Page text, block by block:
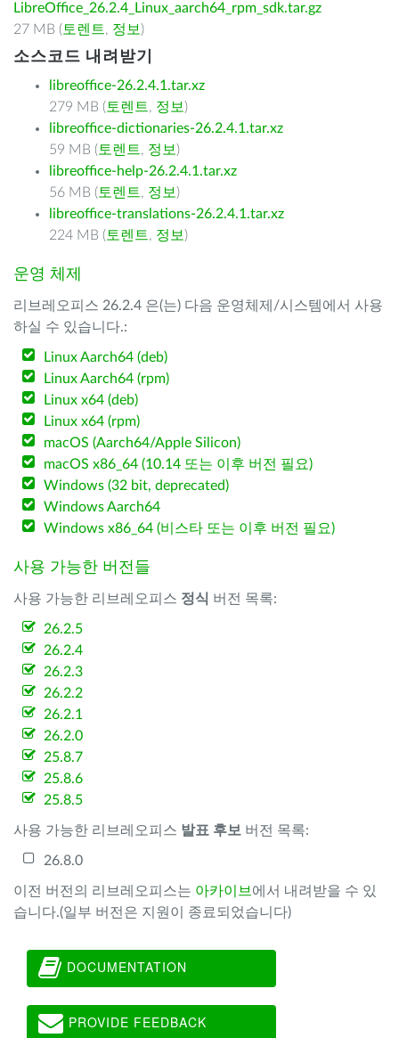
LibreOffice_26.2.4_Linux_aarch64_rpm_sdk.tar.gz
27 MB ( 토렌트, 정보 )
소스코드 내려받기
libreoffice-26.2.4.1.tar.xz
279 MB ( 토렌트, 정보 )
libreoffice-dictionaries-26.2.4.1.tar.xz
59 MB ( 토렌트, 정보 )
libreoffice-help-26.2.4.1.tar.xz
56 MB ( 토렌트, 정보 )
libreoffice-translations-26.2.4.1.tar.xz
224 MB ( 토렌트, 정보 )
운영 체제
리브레오피스 26.2.4 은(는) 다음 운영체제/시스템에서 사용
하실 수 있습니다.:
Linux Aarch64 (deb)
Linux Aarch64 (rpm)
Linux x64 (deb)
Linux x64 (rpm)
macOS (Aarch64/Apple Silicon)
macOS x86_64 (10.14 또는 이후 버전 필요)
Windows (32 bit, deprecated)
Windows Aarch64
Windows x86_64 (비스타 또는 이후 버전 필요)
사용 가능한 버전들
사용 가능한 리브레오피스 정식 버전 목록:
26.2.5
26.2.4
26.2.3
26.2.2
26.2.1
26.2.0
25.8.7
25.8.6
25.8.5
사용 가능한 리브레오피스 발표 후보 버전 목록:
26.8.0
이전 버전의 리브레오피스는 아카이브 에서 내려받을 수 있
습니다.(일부 버전은 지원이 종료되었습니다)
DOCUMENTATION
PROVIDE FEEDBACK